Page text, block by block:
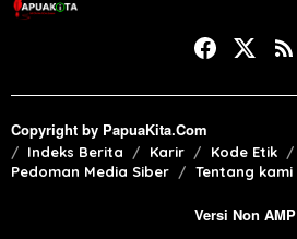
Copyright by PapuaKita.Com
Indeks Berita Karir
Kode Etik
Pedoman Media Siber
Tentang kami
Versi Non AMP